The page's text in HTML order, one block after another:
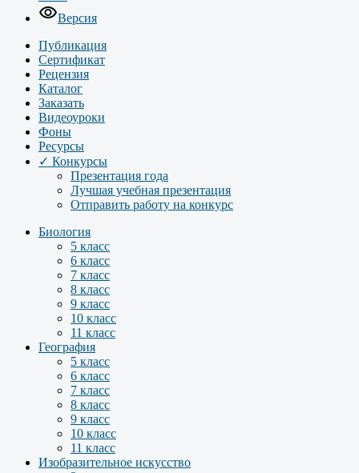
Версия
Публикация
Сертификат
Рецензия
Каталог
Заказать
Видеоуроки
Фоны
Ресурсы
✓ Конкурсы
Презентация года
Лучшая учебная презентация
Отправить работу на конкурс
Биология
5 класс
6 класс
7 класс
8 класс
9 класс
10 класс
11 класс
География
5 класс
6 класс
7 класс
8 класс
9 класс
10 класс
11 класс
Изобразительное искусство